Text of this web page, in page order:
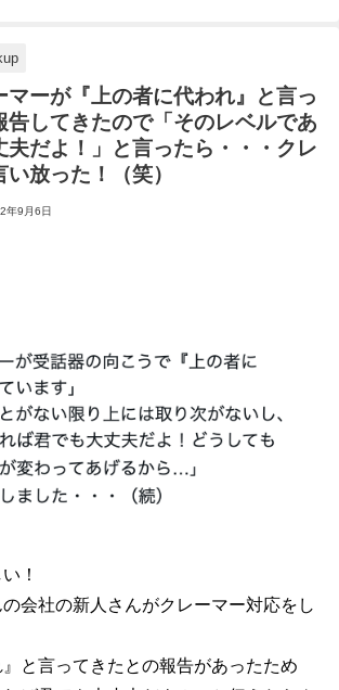
マーが『上の者に代われ』と言っ
告してきたので「そのレベルであ
夫だよ！」と言ったら・・・クレ
放った！（笑）
年9月6日
！
会社の新人さんがクレーマー対応をし
』と言ってきたとの報告があったため